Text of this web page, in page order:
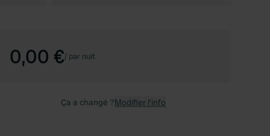
0,00 €/ par nuit
Ça a changé ?Modifier l’info